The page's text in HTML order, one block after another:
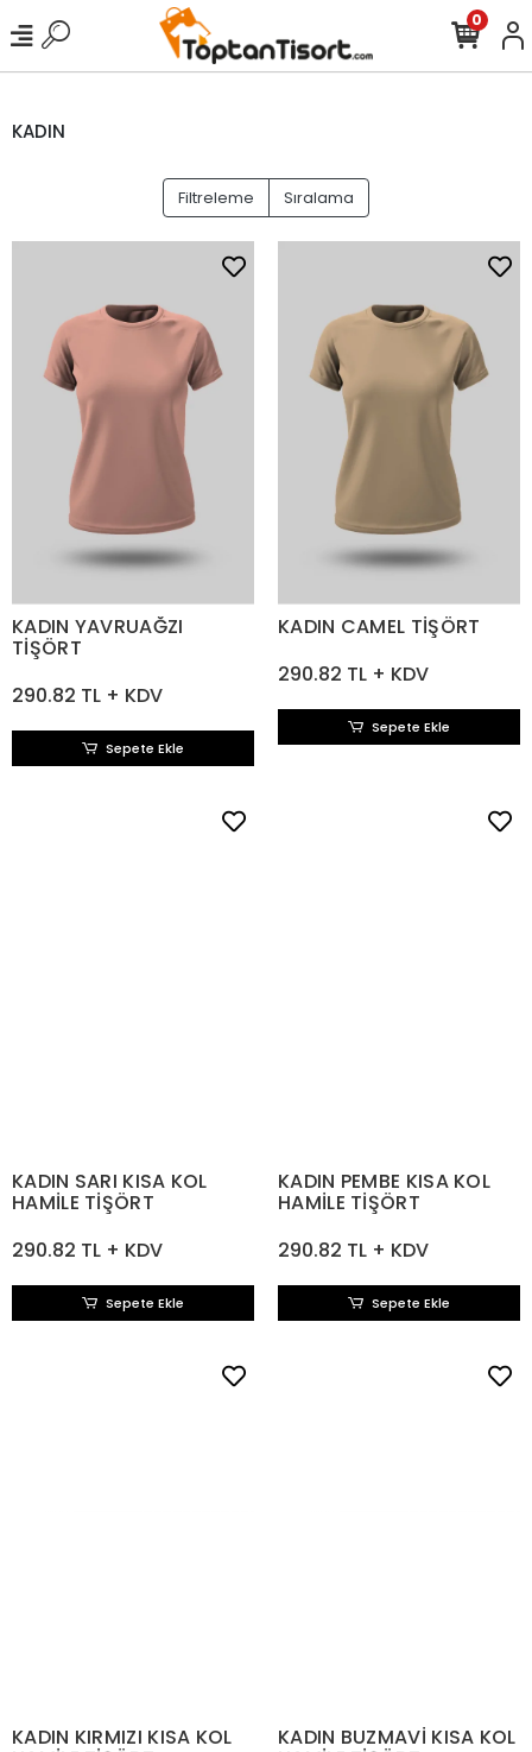
0
KADIN
Filtreleme Sıralama
KADIN YAVRUAĞZI
TİŞÖRT
290.82 TL + KDV
Sepete Ekle
KADIN CAMEL TİŞÖRT
290.82 TL + KDV
Sepete Ekle
KADIN SARI KISA KOL
HAMİLE TİŞÖRT
290.82 TL + KDV
Sepete Ekle
KADIN PEMBE KISA KOL
HAMİLE TİŞÖRT
290.82 TL + KDV
Sepete Ekle
KADIN KIRMIZI KISA KOL KADIN BUZMAVİ KISA KOL